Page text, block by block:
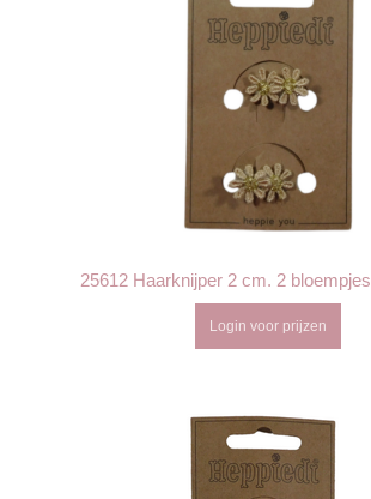
25612 Haarknijper 2 cm. 2
Login voor prijzen